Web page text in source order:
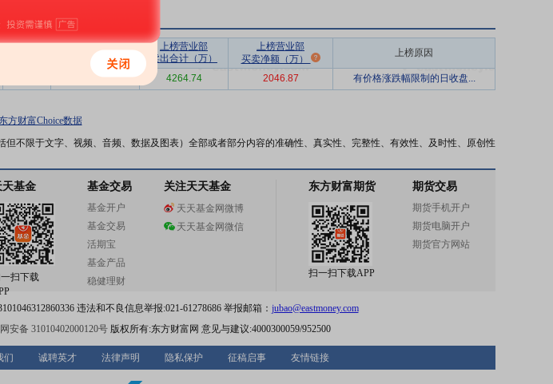
后30日
上榜营业部
买入合计（万）
上榜营业部
卖出合计（万）
上榜营业部
买卖净额（万）
上榜原因
6311.61 4264.74 2046.87 有价格涨跌幅限制的日收盘...
东方财富Choice数据
不限于文字、视频、音频、数据及图表）全部或者部分内容的准确性、真实性、完整性、有效性、及时性、原创性